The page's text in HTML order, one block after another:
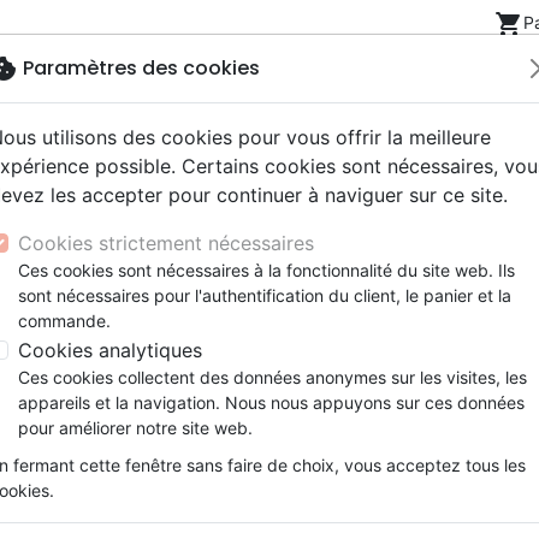
shopping_cart
NouveautésBibles
Segond 21
Segond
NEG
Livres
Famille, couple
Souffrance, Relation d'aide
Santé
eBooks
Couple
Méditations
Souffrance, Relation d'aide
Psychologie
Jeunesse
ans
Bibles jeunesse
Latino, Folk
Soul
Instrumental
Louange, Adoration
Hardrock, Métal
conférences
Documentaires, reportages
Accessoires de Bible
Papeterie
de Noël (La)
La promesse de Noël
Référence
Description Détails du produit
L’histoire de Noël commence avec
Il y a très très très longtemps de cela - si
Paramètres des cookies
utilisons des cookies pour vous offrir la meilleure
possible. Certains cookies sont nécessaires,
les accepter pour continuer à naviguer sur ce site.
Cookies strictement nécessaires
Ces cookies sont nécessaires à la fonctionnalité du site web. Ils
sont nécessaires pour l'authentification du client, le panier et la
commande.
Cookies analytiques
Ces cookies collectent des données anonymes sur les visites, les
appareils et la navigation. Nous nous appuyons sur ces données
pour améliorer notre site web.
fermant cette fenêtre sans faire de choix, vous acceptez tous les